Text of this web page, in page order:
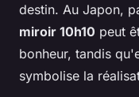
destin. Au Japon,
miroir 10h10 peut
bonheur, tandis
symbolise la